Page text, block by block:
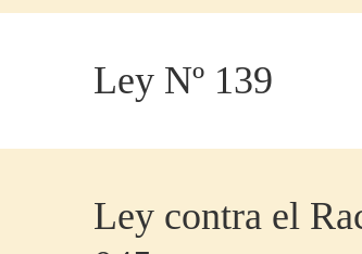
Ley Nº 139
Ley contra el